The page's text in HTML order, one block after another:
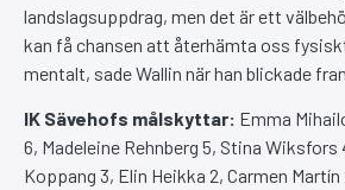
landslagsuppdrag, men det är ett
kan få chansen att återhämta oss
mentalt, sade Wallin när han blickade
IK Sävehofs målskyttar: Emma
6, Madeleine Rehnberg 5, Stina Wiksfors
Koppang 3, Elin Heikka 2, Carmen Martín